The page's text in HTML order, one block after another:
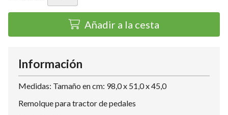
Añadir a la cesta
Información
Medidas: Tamaño en cm: 98,0 x 51,0 x 45,0
Remolque para tractor de pedales